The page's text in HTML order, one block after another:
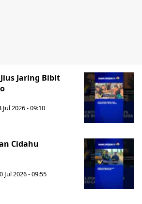
Jaring Bibit
Jul 2026 - 09:10
Cidahu
Jul 2026 - 09:55